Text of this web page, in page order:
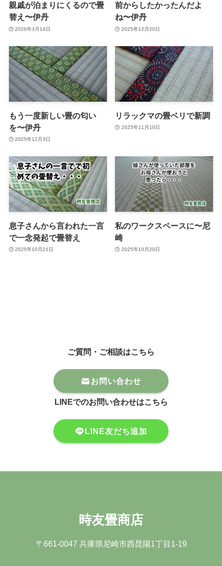
親戚が泊まりにくるので畳
替え〜伊丹
2026年3月14日
前からしたかったんだよ
ね〜伊丹
2025年12月20日
もう一度新しい畳の匂い
を〜伊丹
2025年12月3日
リラックマの畳ベリで新調
2025年11月10日
息子さんから言われた一言
で一念発起で畳替え
2025年10月21日
私のワークスペースに〜尼
崎
2025年10月20日
ご質問・ご相談はこちら
お問い合わせ
LINEでのお問い合わせはこちら
LINE友だち追加
時友畳商店
〒661-0047 兵庫県尼崎市⻄昆陽1丁⽬1-19